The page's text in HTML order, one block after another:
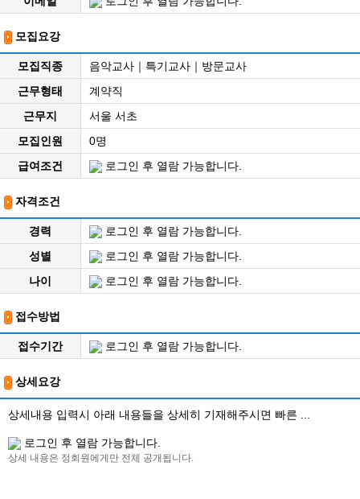
모집요강
모집직종
음악교사｜특기교사｜방문교사
근무형태
계약직
근무지
서울 서초
모집인원
0명
급여조건
로그인 후 열람 가능합니다.
자격조건
경력
로그인 후 열람 가능합니다.
성별
로그인 후 열람 가능합니다.
나이
로그인 후 열람 가능합니다.
접수방법
접수기간 로그인 후 열람 가능합니다.
상세요강
상세내용 입력시 아래 내용들을 상세히 기재해주시면 빠른 ...
로그인 후 열람 가능합니다.
상세 내용은 정회원에게만 전체 공개됩니다.